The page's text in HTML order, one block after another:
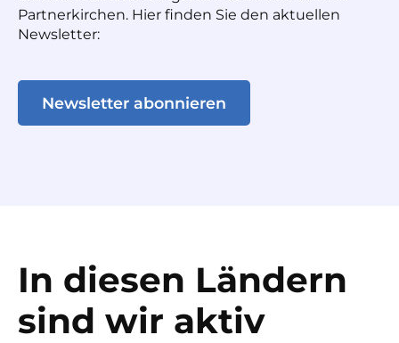
Partnerkirchen. Hier finden Sie den aktuellen
Newsletter:
Newsletter abonnieren
In diesen Ländern
sind wir aktiv